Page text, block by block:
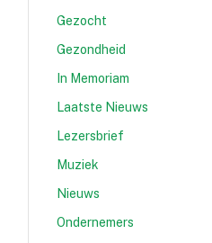
Gezocht
Gezondheid
In Memoriam
Laatste Nieuws
Lezersbrief
Muziek
Nieuws
Ondernemers